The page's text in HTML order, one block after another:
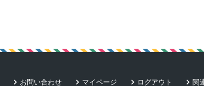
お問い合わせ マイページ ログアウト 関